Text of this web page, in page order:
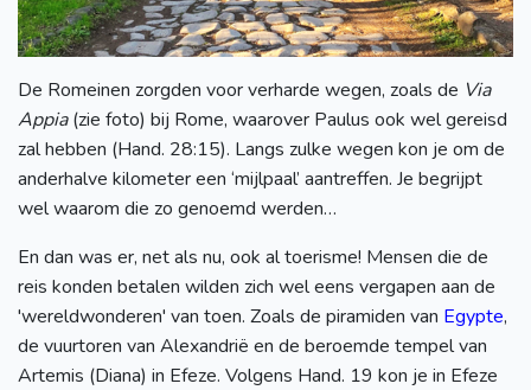
De Romeinen zorgden voor verharde wegen, zoals de Via
Appia(zie foto) bij Rome, waarover Paulus ook wel gereisd
zal hebben (Hand. 28:15). Langs zulke wegen kon je om de
anderhalve kilometer een ‘mijlpaal’ aantreffen. Je begrijpt
wel waarom die zo genoemd werden…
En dan was er, net als nu, ook al toerisme! Mensen die de
reis konden betalen wilden zich wel eens vergapen aan de
'wereldwonderen' van toen. Zoals de piramiden van Egypte,
de vuurtoren van Alexandrië en de beroemde tempel van
Artemis (Diana) in Efeze. Volgens Hand. 19 kon je in Efeze